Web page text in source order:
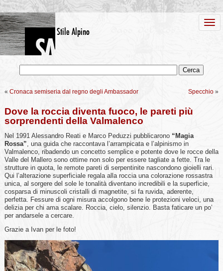
« Cronaca semiseria dal regno degli Ambassador Specchio »
Dove la roccia diventa fuoco, le pareti più
sorprendenti della Valmalenco
Nel 1991 Alessandro Reati e Marco Peduzzi pubblicarono “Magia
Rossa” , una guida che raccontava l’arrampicata e l’alpinismo in
Valmalenco, ribadendo un concetto semplice e potente dove le rocce della
Valle del Mallero sono ottime non solo per essere tagliate a fette. Tra le
strutture in quota, le remote pareti di serpentinite nascondono gioielli rari.
Qui l’alterazione superficiale regala alla roccia una colorazione rossastra
unica, al sorgere del sole le tonalità diventano incredibili e la superficie,
cosparsa di minuscoli cristalli di magnetite, si fa ruvida, aderente,
perfetta. Fessure di ogni misura accolgono bene le protezioni veloci, una
delizia per chi ama scalare. Roccia, cielo, silenzio. Basta faticare un po’
per andarsele a cercare.
Grazie a Ivan per le foto!